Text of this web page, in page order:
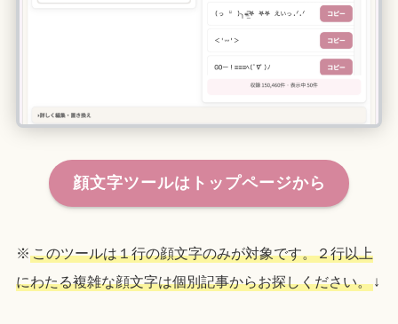
顔文字ツールはトップページから
※ このツールは１行の顔文字のみが対象です。２行以上
にわたる複雑な顔文字は個別記事からお探しください。↓